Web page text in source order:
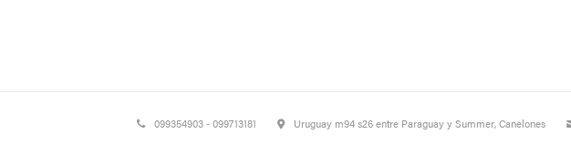
099354903 - 099713181 Uruguay m94 s26 entre Paraguay y Summer, Canelones